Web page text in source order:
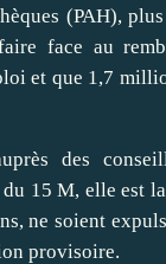
(PAH),
face au
et que 1,7
des
15 M, elle est
ne soient
provisoire.